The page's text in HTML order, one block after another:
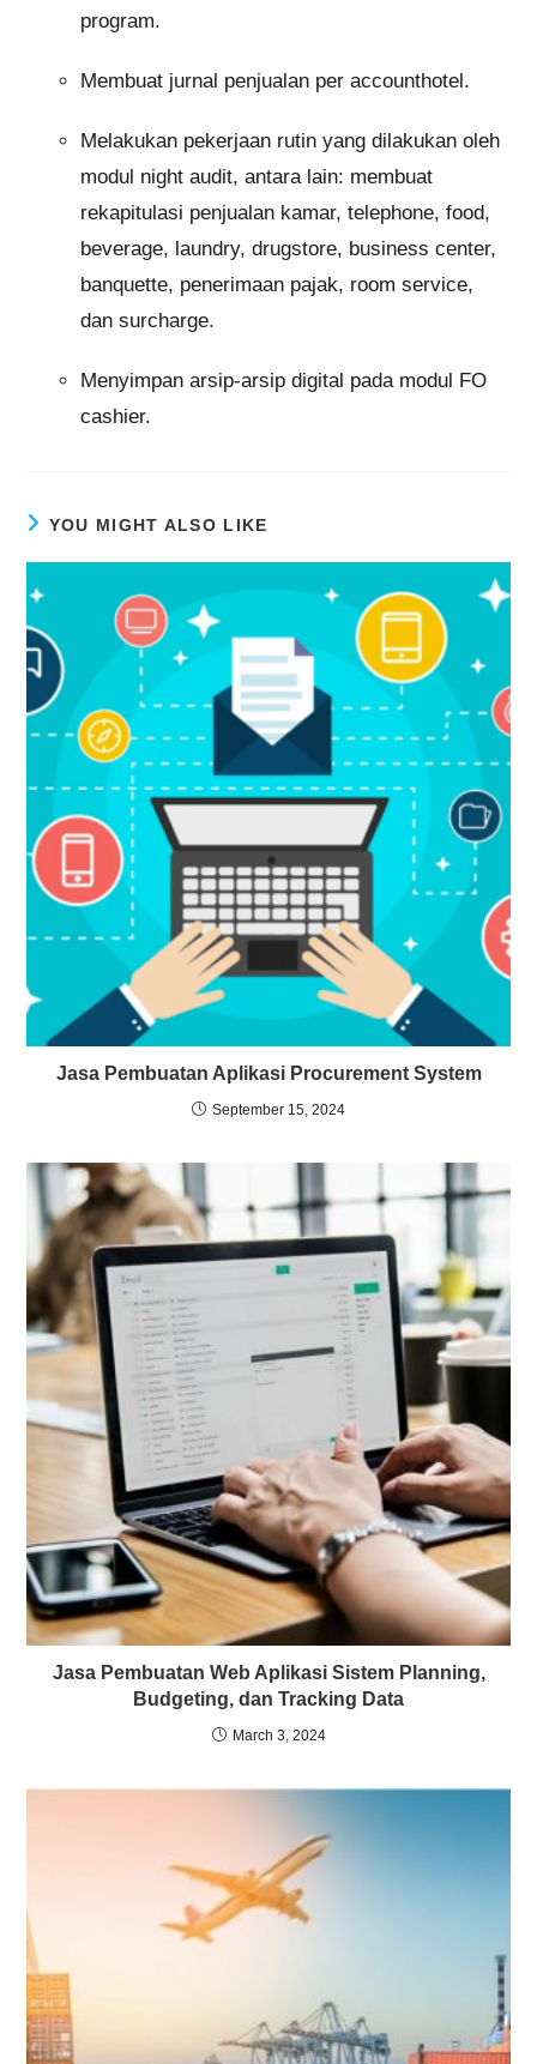
program.
Membuat jurnal penjualan per accounthotel.
Melakukan pekerjaan rutin yang dilakukan oleh
modul night audit, antara lain: membuat
rekapitulasi penjualan kamar, telephone, food,
beverage, laundry, drugstore, business center,
banquette, penerimaan pajak, room service,
dan surcharge.
Menyimpan arsip-arsip digital pada modul FO
cashier.
YOU MIGHT ALSO LIKE
Jasa Pembuatan Aplikasi Procurement System
September 15, 2024
Jasa Pembuatan Web Aplikasi Sistem Planning,
Budgeting, dan Tracking Data
March 3, 2024